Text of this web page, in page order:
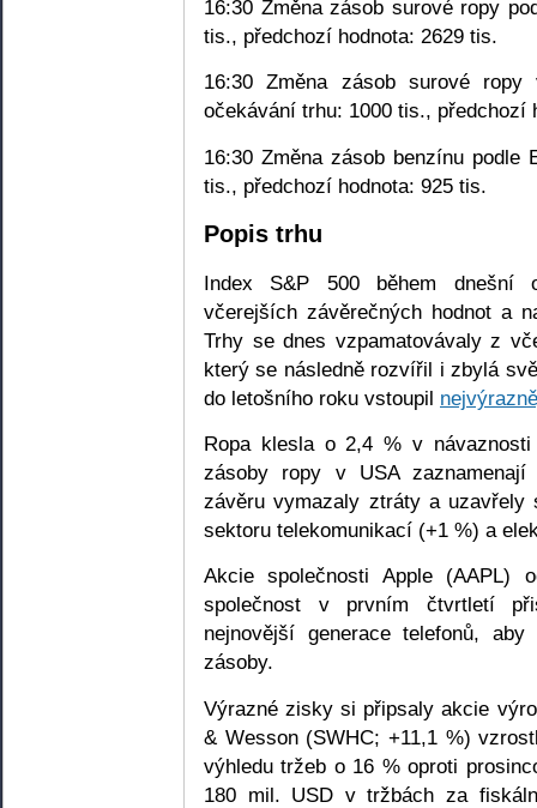
16:30 Změna zásob surové ropy
tis., předchozí hodnota: 2629 tis.
16:30 Změna zásob surové
očekávání trhu: 1000 tis., předchozí
16:30 Změna zásob benzínu podle
tis., předchozí hodnota: 925 tis.
Popis trhu
Index S&P 500 během dnešní
včerejších závěrečných hodnot a
Trhy se dnes vzpamatovávaly z
který se následně rozvířil i zbylá
do letošního roku vstoupil
Ropa klesla o 2,4 % v
zásoby ropy v USA
závěru vymazaly ztráty a
sektoru telekomunikací (+1 %) a
Akcie společnosti Apple (AAPL)
společnost v prvním čtvrtletí
nejnovější generace telefonů,
zásoby.
Výrazné zisky si připsaly akcie
& Wesson (SWHC; +11,1 %)
výhledu tržeb o 16 % oproti
180 mil. USD v tržbách za